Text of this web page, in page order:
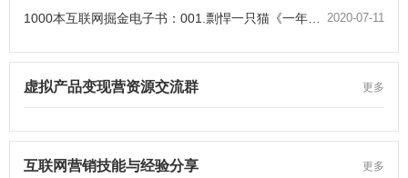
2020-07-11
1000本互联网掘金电子书：001.剽悍一只猫《一年顶十年》
虚拟产品变现营资源交流群 更多
互联网营销技能与经验分享 更多